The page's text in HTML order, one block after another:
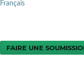
Français
FAIRE UNE